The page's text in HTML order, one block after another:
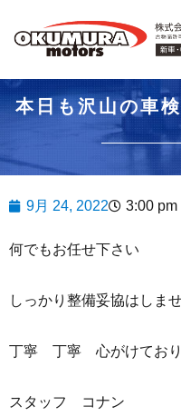
本日も沢山の車
9月 24, 2022 3:00 pm
何でもお任せ下さい
しっかり整備妥協はしま
丁寧 丁寧 心がけてお
スタッフ コナン